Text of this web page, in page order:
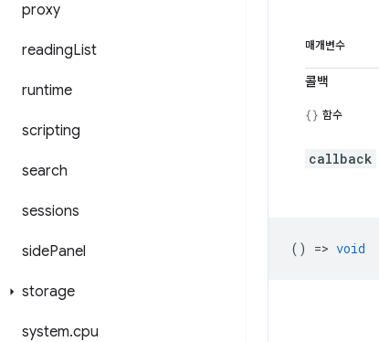
proxy
readingList
runtime
scripting
search
sessions
sidePanel
storage
system.cpu
매개변수
콜백
함수
callback
() => void